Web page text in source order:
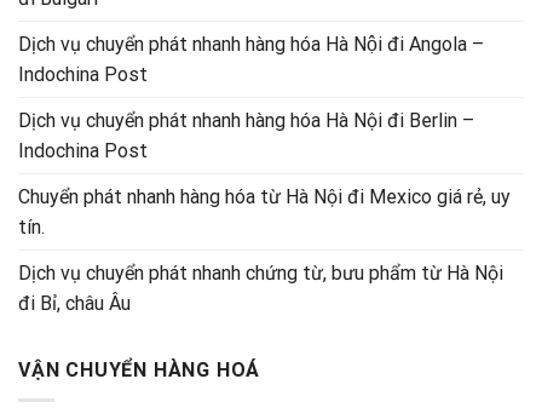
Dịch vụ chuyển phát nhanh hàng hóa Hà Nội đi Angola –
Indochina Post
Dịch vụ chuyển phát nhanh hàng hóa Hà Nội đi Berlin –
Indochina Post
Chuyển phát nhanh hàng hóa từ Hà Nội đi Mexico giá rẻ, uy
tín.
Dịch vụ chuyển phát nhanh chứng từ, bưu phẩm từ Hà Nội
đi Bỉ, châu Âu
VẬN CHUYỂN HÀNG HOÁ